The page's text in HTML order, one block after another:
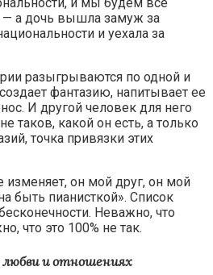
и мы будем все
— а дочь вышла замуж за
и уехала за
разыгрываются по одной и
фантазию, напитывает ее
И другой человек для него
таков, какой он есть, а только
точка привязки этих
он мой друг, он мой
быть пианисткой». Список
Неважно, что
что это 100% не так.
любви и отношениях